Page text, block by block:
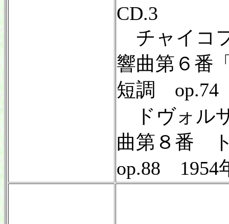
CD.3
チャイコ
響曲第６番
短調 op.74
ドヴォル
曲第８番
op.88 1954